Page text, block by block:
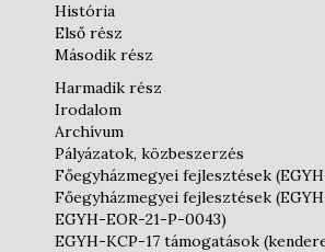
História
Első rész
Második rész
Harmadik rész
Irodalom
Archívum
Pályázatok, közbeszerzés
Főegyházmegyei fejlesztések
Főegyházmegyei fejlesztések
EGYH-EOR-21-P-0043)
EGYH-KCP-17 támogatások